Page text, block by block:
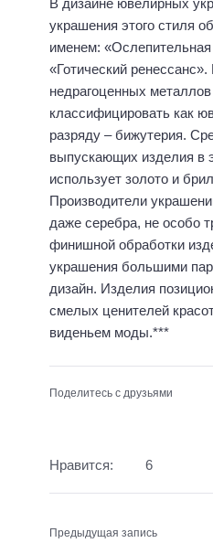
В дизайне ювелирных
украшения этого стиля
именем: «Ослепительная
«Готический
недрагоценных
классифицировать как
разряду – бижутерия.
выпускающих изделия в
использует золото и
Производители
даже серебра, не особо
финишной обработки
украшения большими
дизайн. Изделия
смелых ценителей
виденьем моды.***
Поделитесь с друзьями
Нравится: 6
Предыдущая запись